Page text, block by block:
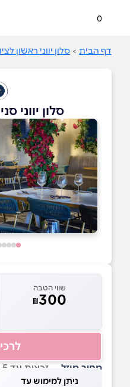
0
דף הבית > סלון יווני ראשון
סלון יווני
שווי הטבה
₪300
מחיר מוזל — זכאות עד 5 שוברים לחודש קלנדרי
ניתן למימוש עד